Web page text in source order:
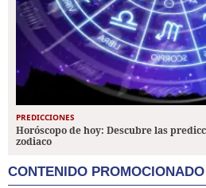
PREDICCIONES
Horóscopo de hoy: Descubre las
zodiaco
CONTENIDO PROMOCIONADO